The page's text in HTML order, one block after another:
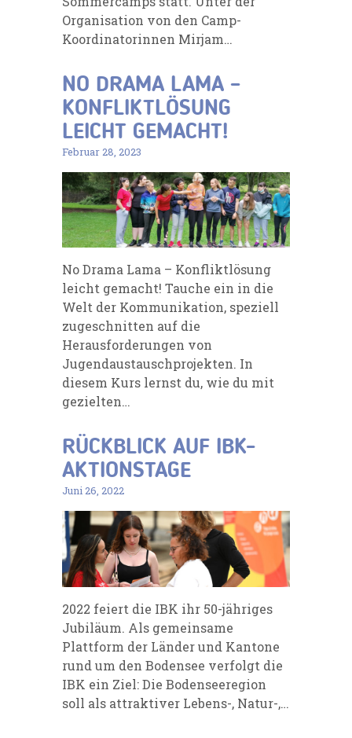
Organisation von den Camp-
Koordinatorinnen Mirjam…
NO DRAMA LAMA –
KONFLIKTLÖSUNG
LEICHT GEMACHT!
Februar 28, 2023
No Drama Lama – Konfliktlösung
leicht gemacht! Tauche ein in die
Welt der Kommunikation, speziell
zugeschnitten auf die
Herausforderungen von
Jugendaustauschprojekten. In
diesem Kurs lernst du, wie du mit
gezielten…
RÜCKBLICK AUF IBK-
AKTIONSTAGE
Juni 26, 2022
2022 feiert die IBK ihr 50-jähriges
Jubiläum. Als gemeinsame
Plattform der Länder und Kantone
rund um den Bodensee verfolgt die
IBK ein Ziel: Die Bodenseeregion
soll als attraktiver Lebens-, Natur-,…